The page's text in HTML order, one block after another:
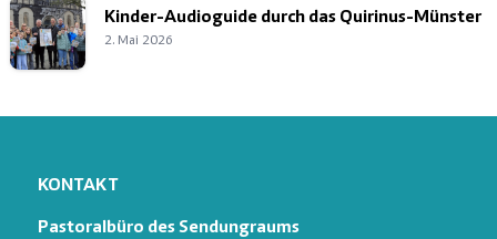
Kinder-Audioguide durch das Quirinus-Münster
2. Mai 2026
KONTAKT
Pastoralbüro des Sendungraums